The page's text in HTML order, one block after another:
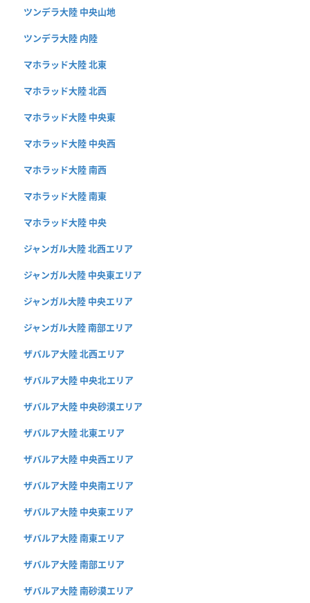
ツンデラ大陸 中央山地
ツンデラ大陸 内陸
マホラッド大陸 北東
マホラッド大陸 北西
マホラッド大陸 中央東
マホラッド大陸 中央西
マホラッド大陸 南西
マホラッド大陸 南東
マホラッド大陸 中央
ジャンガル大陸 北西エリア
ジャンガル大陸 中央東エリア
ジャンガル大陸 中央エリア
ジャンガル大陸 南部エリア
ザバルア大陸 北西エリア
ザバルア大陸 中央北エリア
ザバルア大陸 中央砂漠エリア
ザバルア大陸 北東エリア
ザバルア大陸 中央西エリア
ザバルア大陸 中央南エリア
ザバルア大陸 中央東エリア
ザバルア大陸 南東エリア
ザバルア大陸 南部エリア
ザバルア大陸 南砂漠エリア